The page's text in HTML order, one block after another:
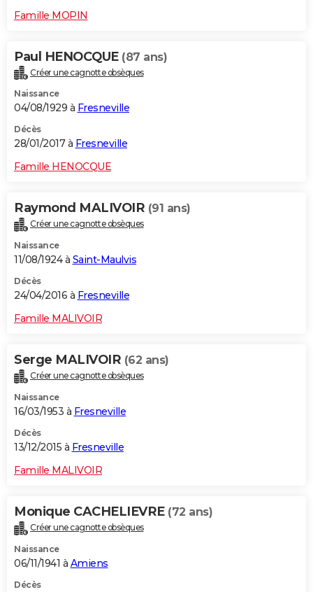
Famille MOPIN
Paul HENOCQUE (87 ans)
Créer une cagnotte obsèques
Naissance
04/08/1929 à Fresneville
Décès
28/01/2017 à Fresneville
Famille HENOCQUE
Raymond MALIVOIR (91 ans)
Créer une cagnotte obsèques
Naissance
11/08/1924 à Saint-Maulvis
Décès
24/04/2016 à Fresneville
Famille MALIVOIR
Serge MALIVOIR (62 ans)
Créer une cagnotte obsèques
Naissance
16/03/1953 à Fresneville
Décès
13/12/2015 à Fresneville
Famille MALIVOIR
Monique CACHELIEVRE (72 ans)
Créer une cagnotte obsèques
Naissance
06/11/1941 à Amiens
Décès